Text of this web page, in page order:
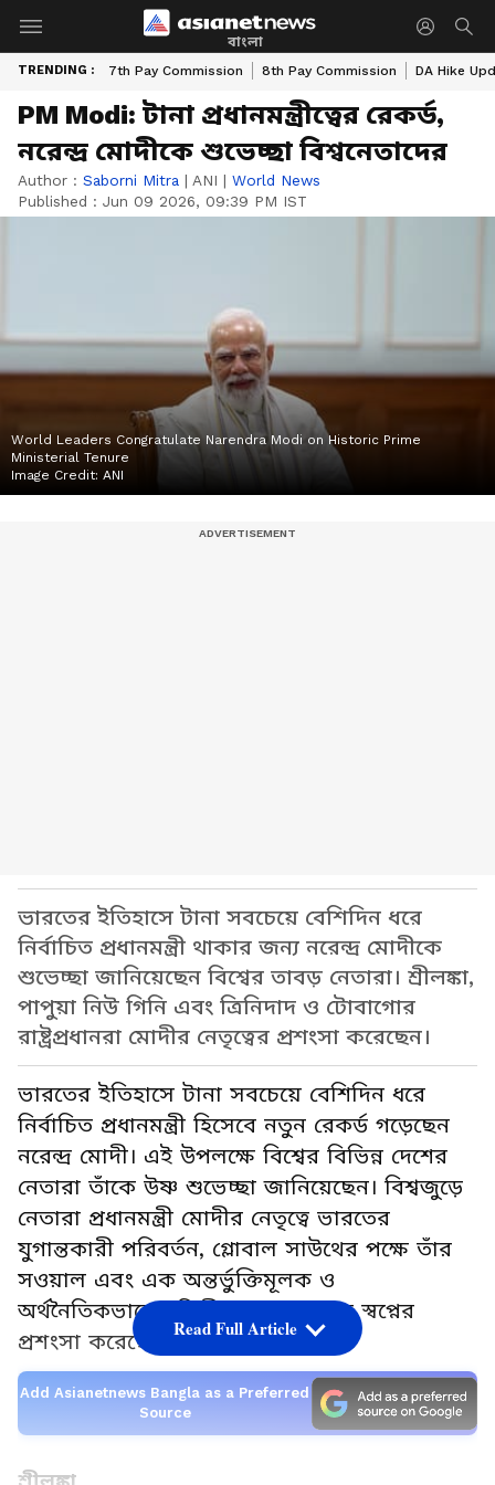
বাংলা
TRENDING : 7th Pay Commission 8th Pay Commission DA Hike
PM Modi: টানা প্রধানমন্ত্রীত্বের রেকর্ড,
নরেন্দ্র মোদীকে শুভেচ্ছা বিশ্বনেতাদের
Author : Saborni Mitra | ANI | World News
Published : Jun 09 2026, 09:39 PM IST
World Leaders Congratulate Narendra Modi on Historic Prime
Ministerial Tenure
Image Credit: ANI
ভারতের ইতিহাসে টানা সবচেয়ে বেশিদিন ধরে
নির্বাচিত প্রধানমন্ত্রী থাকার জন্য নরেন্দ্র মোদীকে
শুভেচ্ছা জানিয়েছেন বিশ্বের তাবড় নেতারা। শ্রীলঙ্কা,
পাপুয়া নিউ গিনি এবং ত্রিনিদাদ ও টোবাগোর
রাষ্ট্রপ্রধানরা মোদীর নেতৃত্বের প্রশংসা করেছেন।
ভারতের ইতিহাসে টানা সবচেয়ে বেশিদিন ধরে
নির্বাচিত প্রধানমন্ত্রী হিসেবে নতুন রেকর্ড গড়েছেন
নরেন্দ্র মোদী। এই উপলক্ষে বিশ্বের বিভিন্ন দেশের
নেতারা তাঁকে উষ্ণ শুভেচ্ছা জানিয়েছেন। বিশ্বজুড়ে
নেতারা প্রধানমন্ত্রী মোদীর নেতৃত্বে ভারতের
যুগান্তকারী পরিবর্তন, গ্লোবাল সাউথের পক্ষে তাঁর
সওয়াল এবং এক অন্তর্ভুক্তিমূলক ও
অর্থনৈতিকভাবে গতিশীল ভারত গড়ার স্বপ্নের
প্রশংসা করেছেন।
Add Asianetnews Bangla as a Preferred
Source
শ্রীলঙ্কা
Read Full Article